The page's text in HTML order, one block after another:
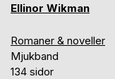
Ellinor Wikman
Romaner & noveller
Mjukband
134 sidor